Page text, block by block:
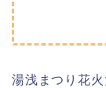
湯浅まつり花